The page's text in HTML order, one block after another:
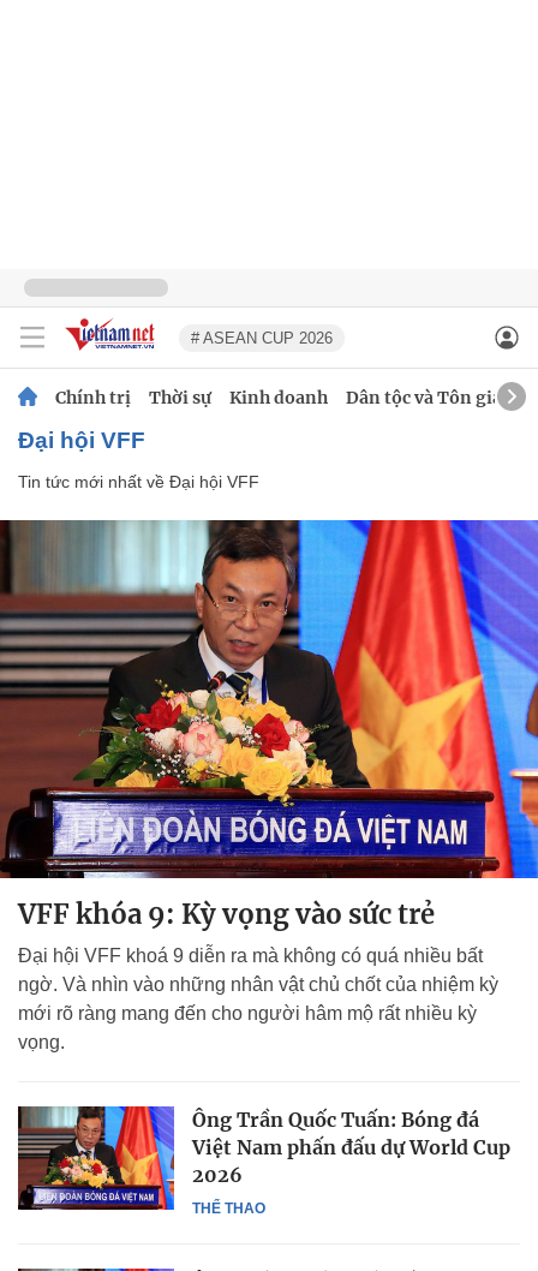
# ASEAN CUP 2026
Chính trị Thời sự Kinh doanh Dân tộc và Tôn giáo
Đại hội VFF
Tin tức mới nhất về Đại hội VFF
VFF khóa 9: Kỳ vọng vào sức trẻ
Đại hội VFF khoá 9 diễn ra mà không có quá nhiều bất
ngờ. Và nhìn vào những nhân vật chủ chốt của nhiệm kỳ
mới rõ ràng mang đến cho người hâm mộ rất nhiều kỳ
vọng.
THỂ THAO
Ông Trần Quốc Tuấn: Bóng đá
Việt Nam phấn đấu dự World Cup
2026